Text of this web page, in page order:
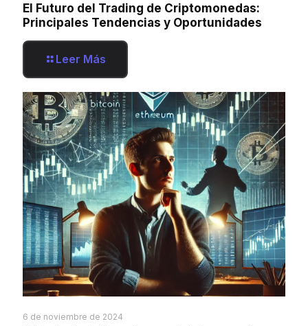
El Futuro del Trading de Criptomonedas:
Principales Tendencias y Oportunidades
Leer Más
6 de noviembre de 2024